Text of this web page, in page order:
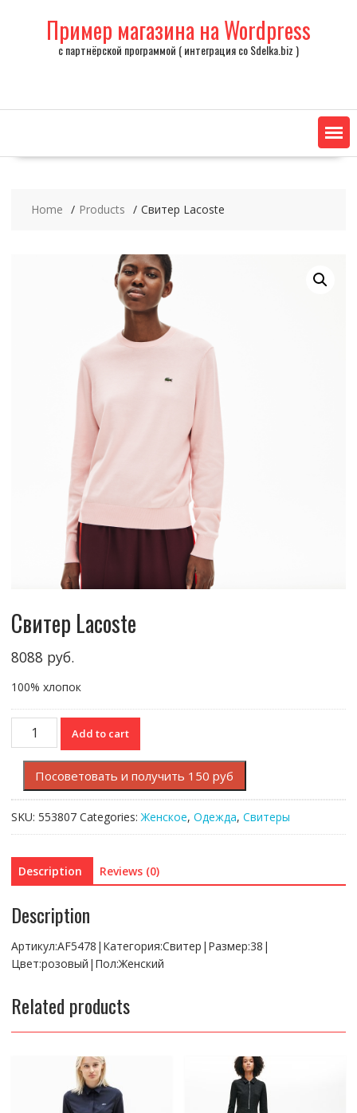
Пример магазина на Wordpress
с партнёрской программой ( интеграция со Sdelka.biz )
Home Products Свитер Lacoste
Свитер Lacoste
8088 руб.
100% хлопок
Свитер
Lacoste
quantity
Add to cart
Посоветовать и получить 150 руб
SKU: 553807 Categories:Женское, Одежда, Свитеры
Description Reviews (0)
Description
Артикул:AF5478|Категория:Свитер|Размер:38|
Цвет:розовый|Пол:Женский
Related products